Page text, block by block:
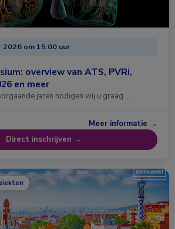
om 15:00 uur
overview van ATS, PVRi,
en meer
jaren nodigen wij u graag …
Meer informatie →
Direct inschrijven →